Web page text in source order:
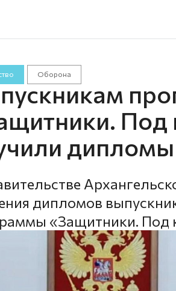
Оборона
Под
дипломы
дипломов
«Защитники. Под